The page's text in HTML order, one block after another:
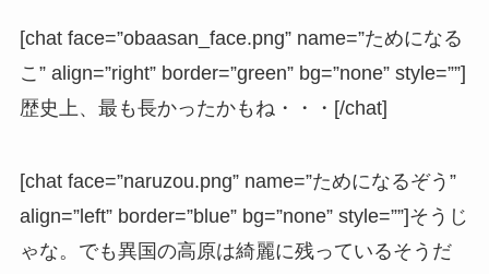
[chat face=”obaasan_face.png” name=”ためになる
こ” align=”right” border=”green” bg=”none” style=””]
歴史上、最も長かったかもね・・・[/chat]
[chat face=”naruzou.png” name=”ためになるぞう”
align=”left” border=”blue” bg=”none” style=””]そうじ
ゃな。でも異国の高原は綺麗に残っているそうだ